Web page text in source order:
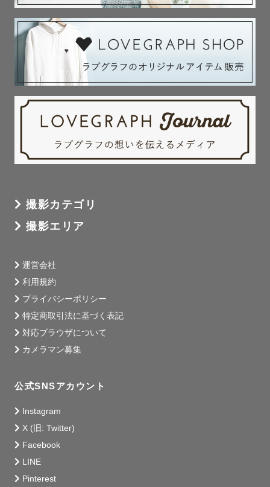
撮影カテゴリ
撮影エリア
運営会社
利用規約
プライバシーポリシー
特定商取引法に基づく表記
対応ブラウザについて
カメラマン募集
公式SNSアカウント
Instagram
X (旧: Twitter)
Facebook
LINE
Pinterest